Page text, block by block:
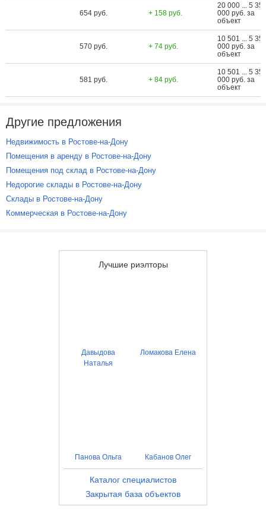
654 руб. + 158 руб.
20 000 ... 5
000 руб. за
объект
570 руб. + 74 руб.
10 501 ... 5
000 руб. за
объект
581 руб. + 84 руб.
10 501 ... 5
000 руб. за
объект
Другие предложения
Недвижимость в Ростове-на-Дону
Помещения в аренду в Ростове-на-Дону
Помещения под склад в Ростове-на-Дону
Недорогие склады в Ростове-на-Дону
Склады в Ростове-на-Дону
Коммерческая в Ростове-на-Дону
Лучшие риэлторы
Давыдова
Наталья
Ломакова Елена
Панова Ольга Кабанов Олег
Каталог специалистов
Закрытая база объектов